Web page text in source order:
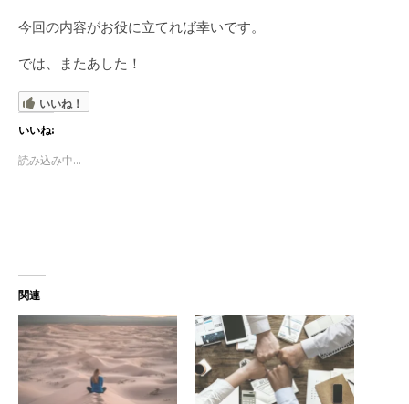
今回の内容がお役に立てれば幸いです。
では、またあした！
いいね！
いいね:
読み込み中...
関連